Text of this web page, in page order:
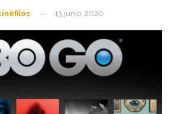
13 junio, 2020